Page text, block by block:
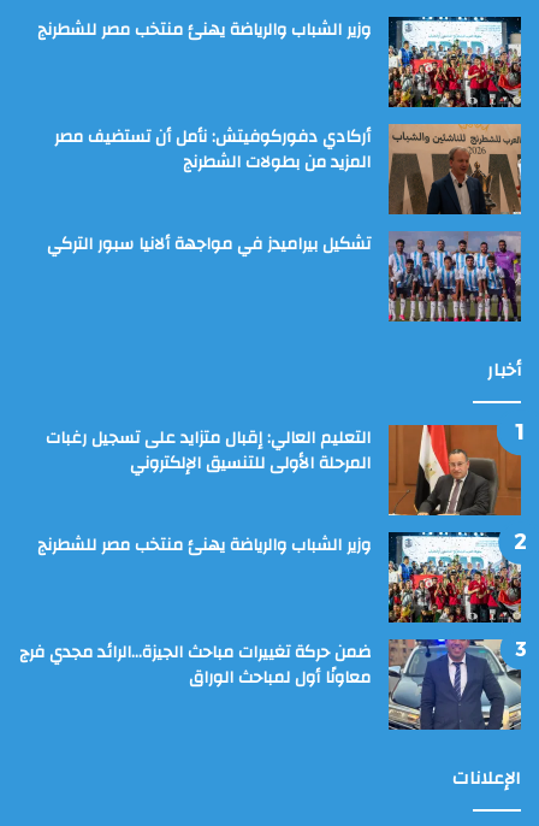
وزير الشباب والرياضة يهنئ منتخب مصر للشطرنج
أركادي دفوركوفيتش: نأمل أن تستضيف مصر
المزيد من بطولات الشطرنج
تشكيل بيراميدز في مواجهة ألانيا سبور التركي
أخبار
التعليم العالي: إقبال متزايد على تسجيل رغبات
المرحلة الأولى للتنسيق الإلكتروني
وزير الشباب والرياضة يهنئ منتخب مصر للشطرنج
ضمن حركة تغييرات مباحث الجيزة…الرائد مجدي فرج
معاونًا أول لمباحث الوراق
الإعلانات